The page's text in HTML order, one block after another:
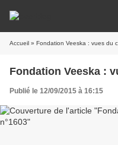
Accueil » Fondation Veeska : vues du
Fondation Veeska :
Publié le 12/09/2015 à 16:15